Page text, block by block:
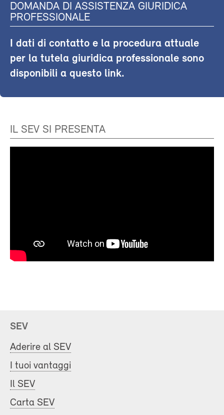
DOMANDA DI ASSISTENZA GIURIDICA
PROFESSIONALE
I dati di contatto e la procedura attuale
per la tutela giuridica professionale sono
disponibili a questo link.
IL SEV SI PRESENTA
SEV
Aderire al SEV
I tuoi vantaggi
Il SEV
Carta SEV